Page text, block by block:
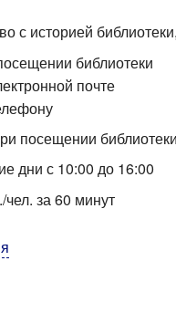
с историей
библиотеки
почте
посещении библиотеки
дни с 10:00 до 16:00
чел. за 60 минут